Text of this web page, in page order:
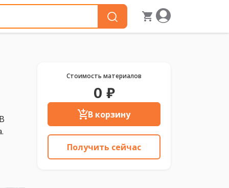
Стоимость материалов
0 ₽
В корзину
Получить сейчас